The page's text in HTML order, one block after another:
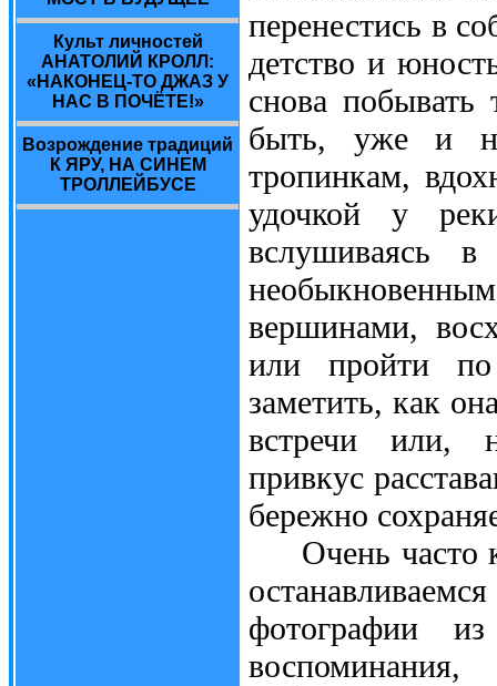
Культ личностей
АНАТОЛИЙ КРОЛЛ:
«НАКОНЕЦ-ТО ДЖАЗ У
НАС В ПОЧЁТЕ!»
Возрождение традиций
К ЯРУ, НА СИНЕМ
ТРОЛЛЕЙБУСЕ
перенестись в
детство и
снова
быть, уже и
тропинкам,
удочкой у
вслушиваясь
вершинами,
или пройти по
заметить, как
встречи или,
привкус
бережно
Очень часто
фотографии